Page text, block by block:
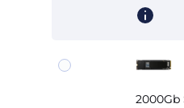
2000Gb